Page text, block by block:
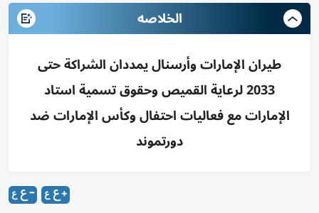
الخلاصه
طيران الإمارات وأرسنال يمددان الشراكة حتى
2033 لرعاية القميص وحقوق تسمية استاد
الإمارات مع فعاليات احتفال وكأس الإمارات ضد
دورتموند